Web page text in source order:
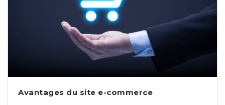
Avantages du site e-commerce